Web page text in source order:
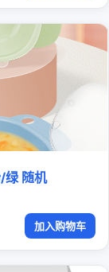
绿 随机
加入购物车